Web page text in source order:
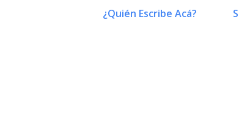
¿Quién Escribe Acá?